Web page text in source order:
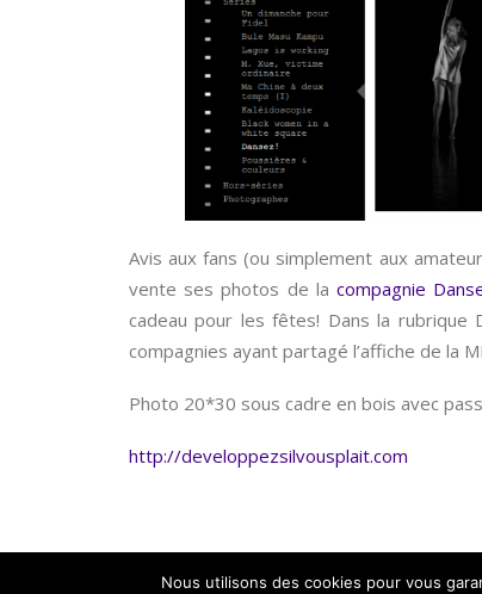
Avis aux fans (ou simplement aux
vente ses photos de lacompagnie
cadeau pour les fêtes! Dans la
compagnies ayant partagé l’affiche de la
Photo 20*30 sous cadre en bois avec
http://developpezsilvousplait.com
Nous utilisons des cookies pour vous